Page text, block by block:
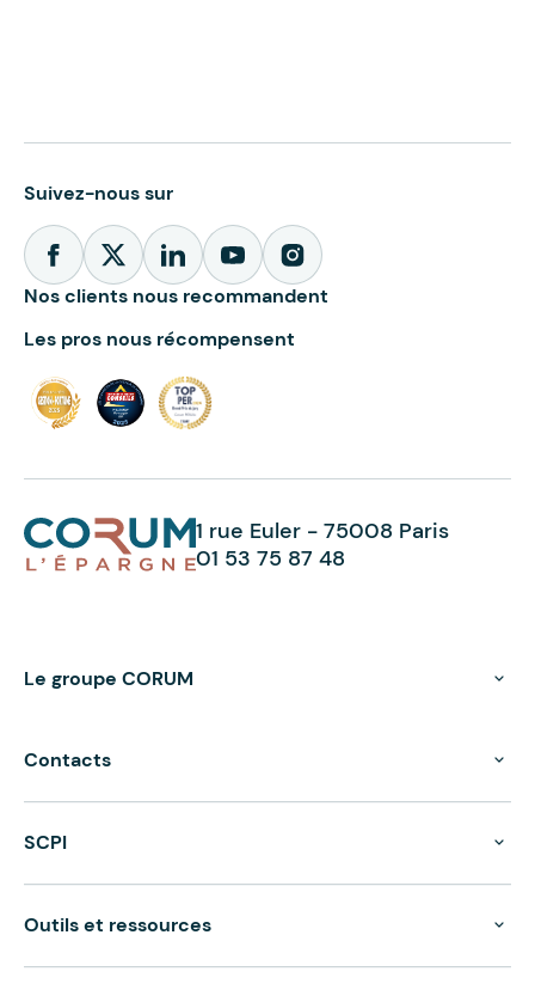
Suivez-nous sur
Nos clients nous recommandent
Les pros nous récompensent
1 rue Euler - 75008 Paris
01 53 75 87 48
Le groupe CORUM
Contacts
SCPI
Outils et ressources